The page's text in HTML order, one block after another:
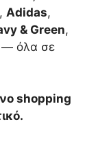
, Adidas,
& Green,
— όλα σε
shopping